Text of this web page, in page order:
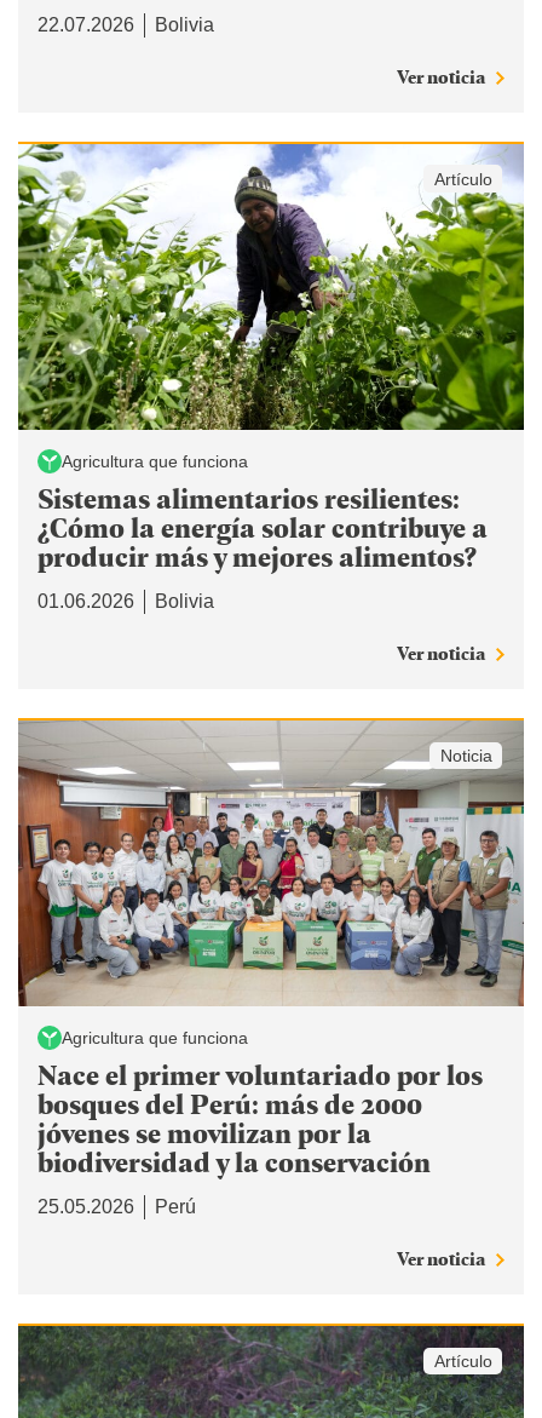
22.07.2026 Bolivia
Ver noticia
Artículo
Agricultura que funciona
Sistemas alimentarios resilientes:
¿Cómo la energía solar contribuye a
producir más y mejores alimentos?
01.06.2026 Bolivia
Ver noticia
Noticia
Agricultura que funciona
Nace el primer voluntariado por los
bosques del Perú: más de 2000
jóvenes se movilizan por la
biodiversidad y la conservación
25.05.2026 Perú
Ver noticia
Artículo